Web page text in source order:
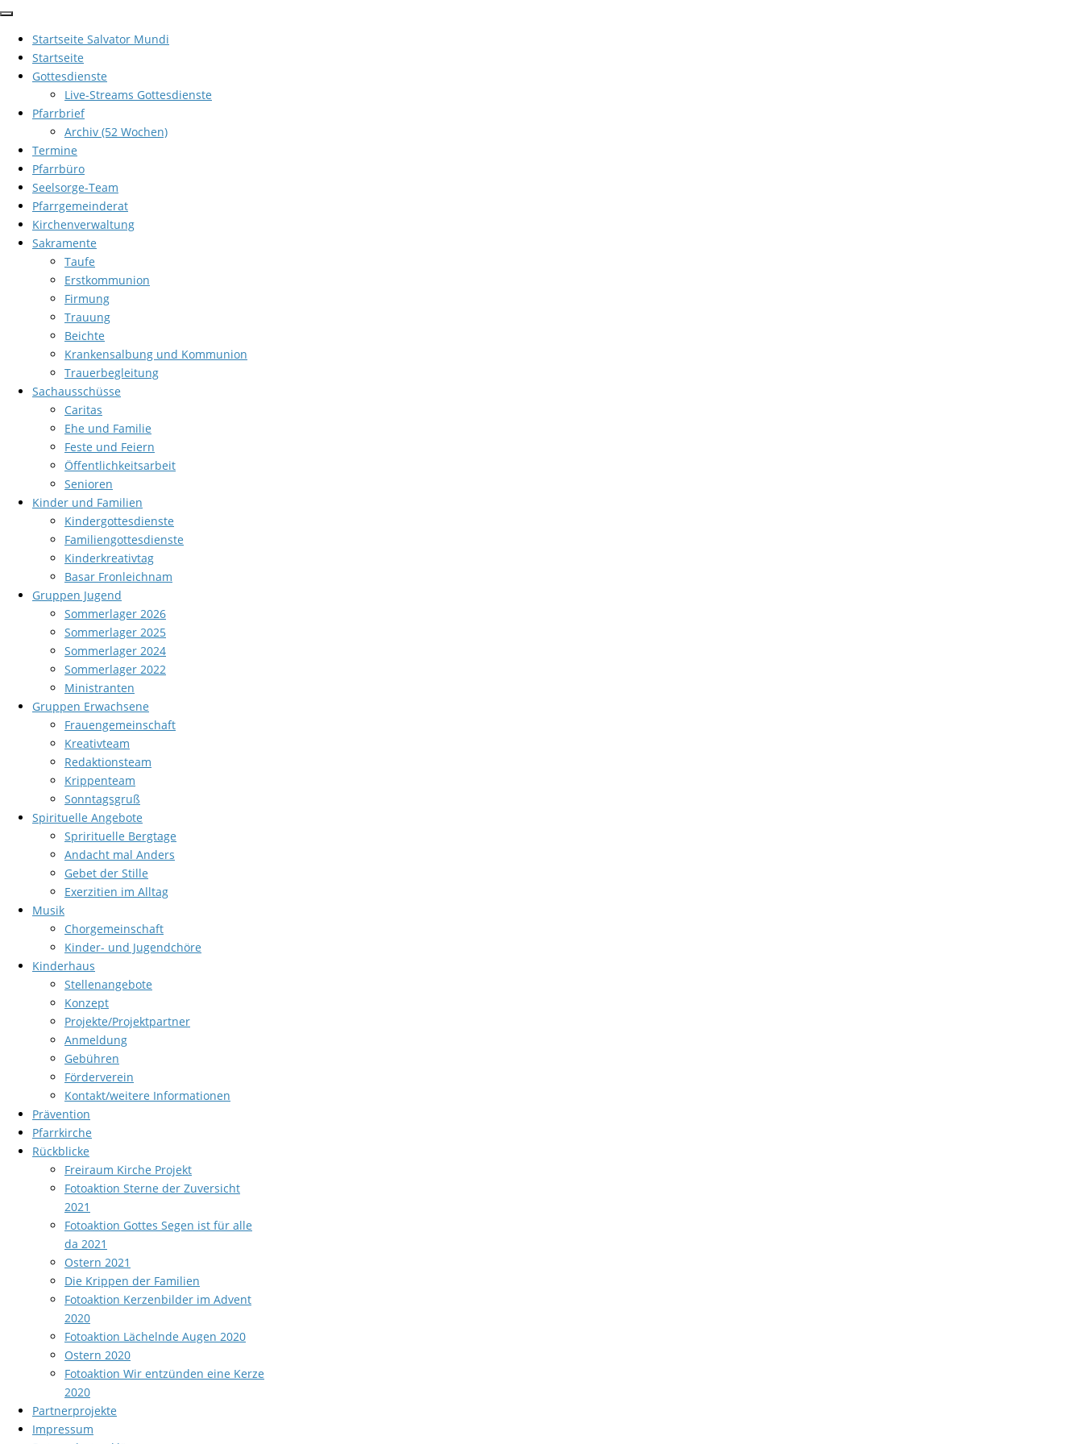
Zum
springenStartseite Salvator Mundi
Startseite
Gottesdienste
Live-Streams Gottesdienste
Pfarrbrief
Archiv (52 Wochen)
Termine
Pfarrbüro
Seelsorge-Team
Pfarrgemeinderat
Kirchenverwaltung
Sakramente
Taufe
Erstkommunion
Firmung
Trauung
Beichte
Krankensalbung und Kommunion
Trauerbegleitung
Sachausschüsse
Caritas
Ehe und Familie
Feste und Feiern
Öffentlichkeitsarbeit
Senioren
Kinder und Familien
Kindergottesdienste
Familiengottesdienste
Kinderkreativtag
Basar Fronleichnam
Gruppen Jugend
Sommerlager 2026
Sommerlager 2025
Sommerlager 2024
Sommerlager 2022
Ministranten
Gruppen Erwachsene
Frauengemeinschaft
Kreativteam
Redaktionsteam
Krippenteam
Sonntagsgruß
Spirituelle Angebote
Sprirituelle Bergtage
Andacht mal Anders
Gebet der Stille
Exerzitien im Alltag
Musik
Chorgemeinschaft
Kinder- und Jugendchöre
Kinderhaus
Stellenangebote
Konzept
Projekte/Projektpartner
Anmeldung
Gebühren
Förderverein
Kontakt/weitere Informationen
Prävention
Pfarrkirche
Rückblicke
Freiraum Kirche Projekt
Fotoaktion Sterne der Zuversicht
2021
Fotoaktion Gottes Segen ist für alle
da 2021
Ostern 2021
Die Krippen der Familien
Fotoaktion Kerzenbilder im Advent
2020
Fotoaktion Lächelnde Augen 2020
Ostern 2020
Fotoaktion Wir entzünden eine Kerze
2020
Partnerprojekte
Impressum